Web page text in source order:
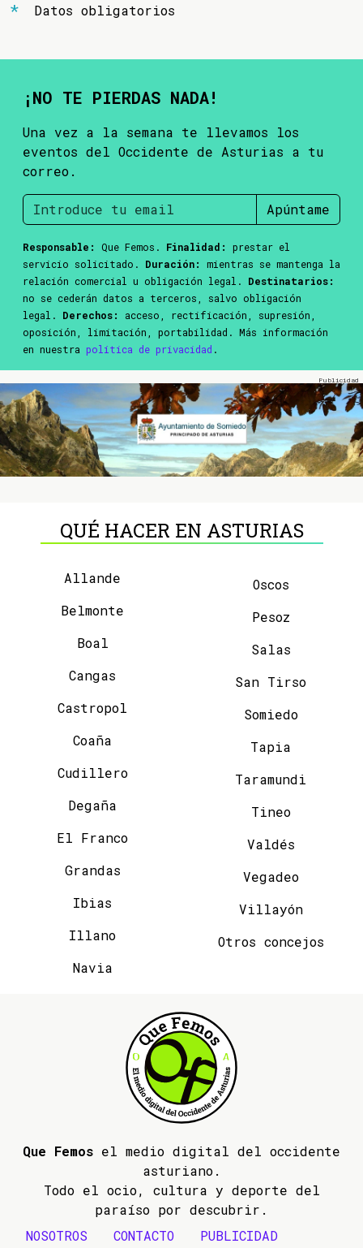
Datos obligatorios
¡NO TE PIERDAS NADA!
Una vez a la semana te llevamos los
eventos del Occidente de Asturias a tu
correo.
Apúntame
Responsable: Que Femos. Finalidad:
prestar el
servicio solicitado. Duración:
mientras se mantenga la
relación comercial u obligación legal. Destinatarios:
no se cederán datos a terceros, salvo obligación
legal. Derechos:
acceso, rectificación, supresión,
oposición, limitación, portabilidad. Más información
en nuestra política de privacidad .
QUÉ HACER EN ASTURIAS
Allande
Belmonte
Boal
Cangas
Castropol
Coaña
Cudillero
Degaña
El Franco
Grandas
Ibias
Illano
Navia
Oscos
Pesoz
Salas
San Tirso
Somiedo
Tapia
Taramundi
Tineo
Valdés
Vegadeo
Villayón
Otros concejos
Que Femos el medio digital del occidente
asturiano.
Todo el ocio, cultura y deporte del
paraíso por descubrir.
NOSOTROS
CONTACTO PUBLICIDAD